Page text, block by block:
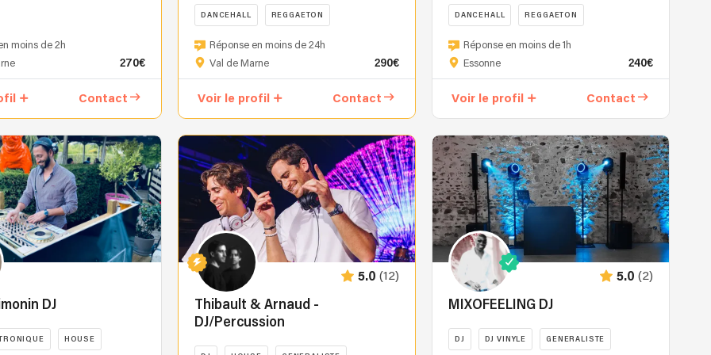
moins de 2h
270€
Contact
DANCEHALL REGGAETON
🔥
DJ
enflamme
un
son
sur-
mesure
pour
chaque
public.
Entre
sets
explosifs,
Réponse en moins de 24h
Val de Marne
290€
Voir le profil Contact
DANCEHALL REGGAETON
La
musique
que
des
"boum-
boum"
!
Vous
en
écoutez
la
sans
Réponse en moins de 1h
Essonne
240€
Voir le profil Contact
DJ
HOUSE
5.0 (12)
Thibault & Arnaud -
DJ/Percussion
5.0 (2)
MIXOFEELING DJ
DJ DJ VINYLE GENERALISTE